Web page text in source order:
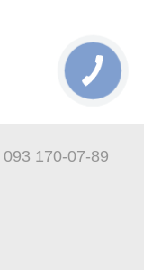
093 170-07-89